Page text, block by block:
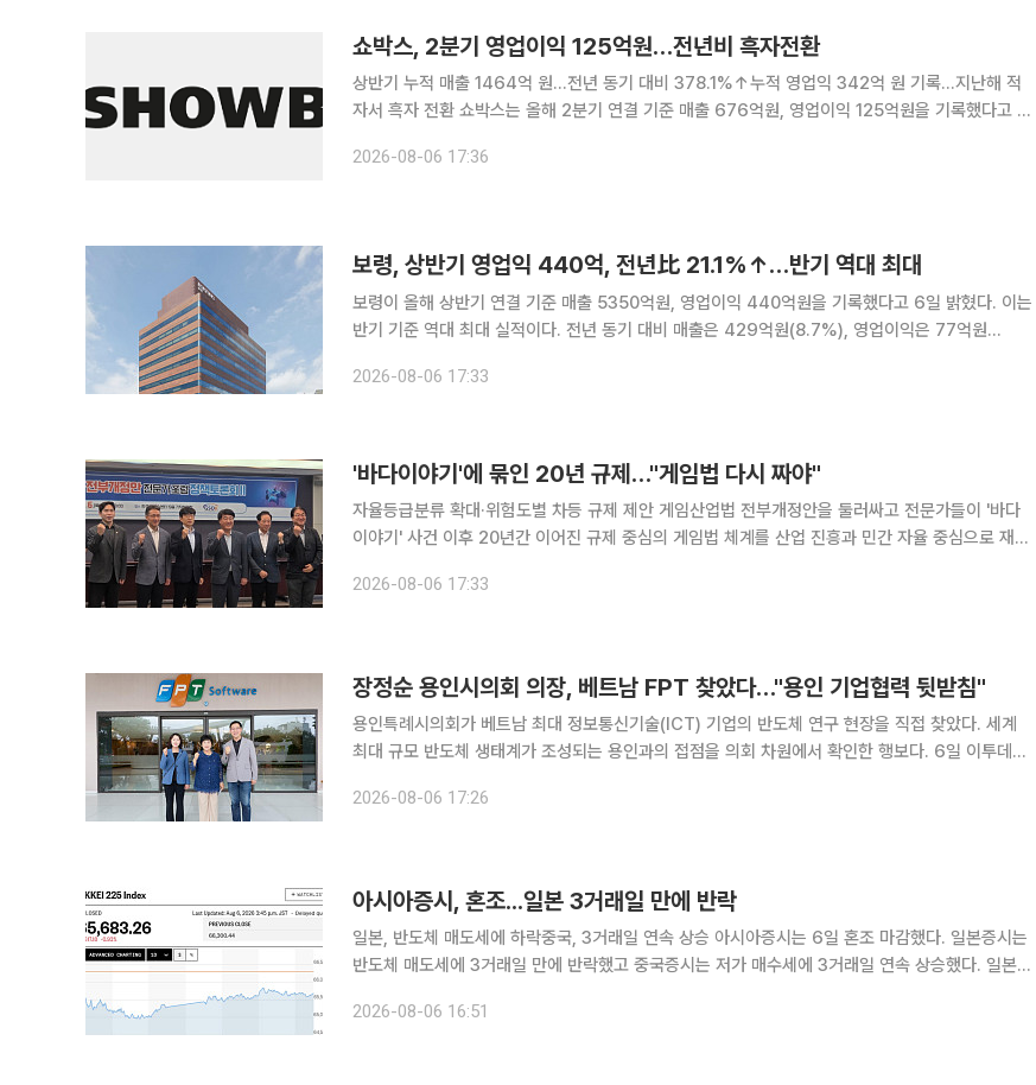
쇼박스, 2분기 영업이익 125억원…전년비 흑자전환
상반기 누적 매출 1464억 원…전년 동기 대비 378.1%↑누적 영업익 342억 원 기록…지난해 적
자서 흑자 전환 쇼박스는 올해 2분기 연결 기준 매출 676억원, 영업이익 125억원을 기록했다고 6
분기 789억원보다 14.3% 감소했고, 영업이익은
2026-08-06 17:36
보령, 상반기 영업익 440억, 전년比 21.1%↑…반기 역대 최대
보령이 올해 상반기 연결 기준 매출 5350억원, 영업이익 440억원을 기록했다고 6일 밝혔다. 이는
반기 기준 역대 최대 실적이다. 전년 동기 대비 매출은 429억원(8.7%), 영업이익은 77억원
2026-08-06 17:33
'바다이야기'에 묶인 20년 규제…"게임법 다시 짜야"
자율등급분류 확대·위험도별 차등 규제 제안 게임산업법 전부개정안을 둘러싸고 전문가들이 '바다
이야기' 사건 이후 20년간 이어진 규제 중심의 게임법 체계를 산업 진흥과 민간 자율 중심으로 재편
2026-08-06 17:33
장정순 용인시의회 의장, 베트남 FPT 찾았다…"용인 기업협력 뒷받침"
용인특례시의회가 베트남 최대 정보통신기술(ICT) 기업의 반도체 연구 현장을 직접 찾았다. 세계
최대 규모 반도체 생태계가 조성되는 용인과의 접점을 의회 차원에서 확인한 행보다. 6일 이투데이
연구개발(R&D)센터와 FPT 소프트웨어 컴플렉스를 방문해 인공지능(
2026-08-06 17:26
아시아증시, 혼조...일본 3거래일 만에 반락
일본, 반도체 매도세에 하락중국, 3거래일 연속 상승 아시아증시는 6일 혼조 마감했다. 일본증시는
반도체 매도세에 3거래일 만에 반락했고 중국증시는 저가 매수세에 3거래일 연속 상승했다. 일본증
는 9.68포인트(0.24%) 상승한 4055.85에 마감
2026-08-06 16:51